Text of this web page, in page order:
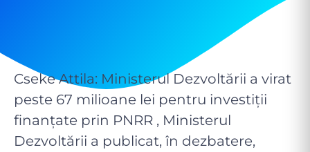
Cseke Attila: Ministerul Dezvoltării a virat
peste 67 milioane lei pentru investiții
finanțate prin PNRR , Ministerul
Dezvoltării a publicat, în dezbatere,